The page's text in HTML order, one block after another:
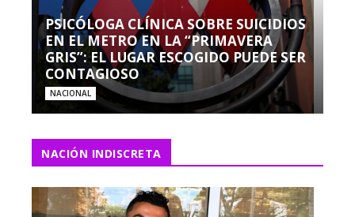
PSICÓLOGA CLÍNICA SOBRE SUICIDIOS
EN EL METRO EN LA “PRIMAVERA
GRIS”: EL LUGAR ESCOGIDO PUEDE SER
CONTAGIOSO
NACIONAL
NACIÓN INDISCRETA